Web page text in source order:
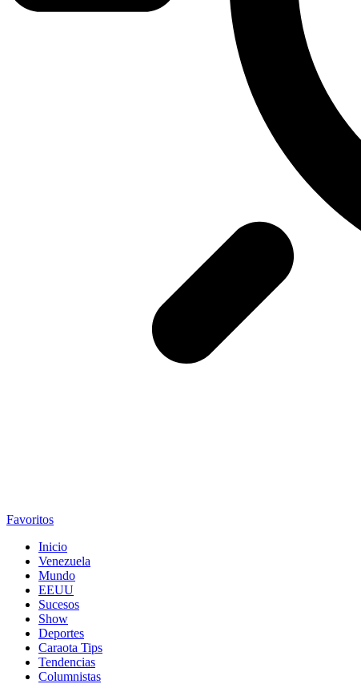
Favoritos
Inicio
Venezuela
Mundo
EEUU
Sucesos
Show
Deportes
Caraota Tips
Tendencias
Columnistas